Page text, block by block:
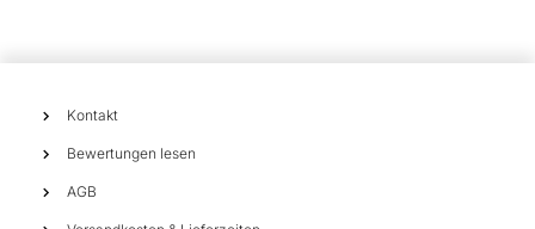
Kontakt
Bewertungen lesen
AGB